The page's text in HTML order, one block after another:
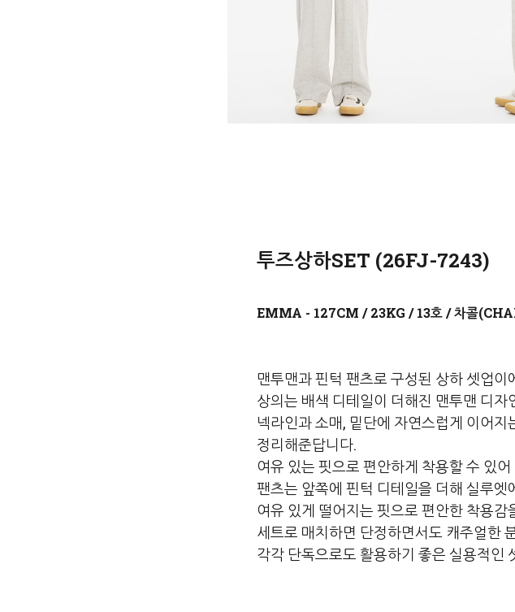
투즈상하SET (26FJ-7243)
차콜
맨투맨과 핀턱 팬츠로 구성된 상하 셋업이
상의는 배색 디테일이 더해진 맨투맨 디자
넥라인과 소매, 밑단에 자연스럽게 이어
정리해준답니다.
여유 있는 핏으로 편안하게 착용할 수 있
팬츠는 앞쪽에 핀턱 디테일을 더해 실루
여유 있게 떨어지는 핏으로 편안한 착용감
세트로 매치하면 단정하면서도 캐주얼한
각각 단독으로도 활용하기 좋은 실용적인